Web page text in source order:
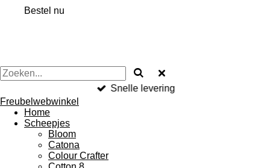
Bestel nu
Snelle levering
Freubelwebwinkel
Home
Scheepjes
Bloom
Catona
Colour Crafter